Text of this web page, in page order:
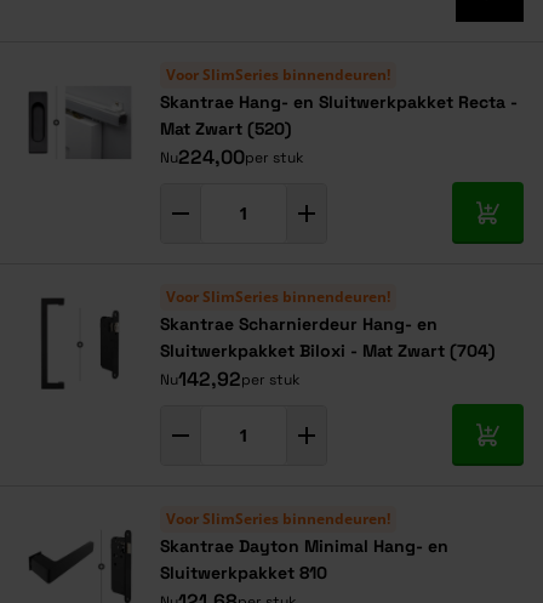
Voor SlimSeries binnendeuren!
Skantrae Hang- en Sluitwerkpakket Recta -
Mat Zwart (520)
Nu224,00per stuk
In
Voor SlimSeries binnendeuren!
Skantrae Scharnierdeur Hang- en
Sluitwerkpakket Biloxi - Mat Zwart (704)
Nu142,92per stuk
In
Voor SlimSeries binnendeuren!
Skantrae Dayton Minimal Hang- en
Sluitwerkpakket 810